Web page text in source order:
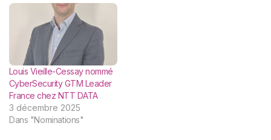
sécurisation des actifs
numériques, annonce
l’arrivée de Tony Fadell,
créateur de produits
emblématiques comme
l’iPod, Nest, et Ledger Stax,
au…
Louis Vieille-Cessay nommé
CyberSecurity GTM Leader
France chez NTT DATA
3 décembre 2025
Dans "Nominations"